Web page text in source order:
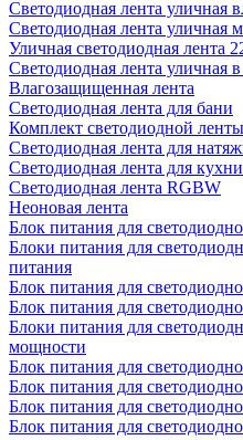
Светодиодная лента уличная
Светодиодная лента уличная
Уличная светодиодная лента
Светодиодная лента уличная
Влагозащищенная лента
Светодиодная лента для бани
Комплект светодиодной ленты
Светодиодная лента для
Светодиодная лента для кухни
Светодиодная лента RGBW
Неоновая лента
Блок питания для
Блоки питания для
питания
Блок питания для
Блок питания для
Блоки питания для
мощности
Блок питания для
Блок питания для
Блок питания для
Блок питания для